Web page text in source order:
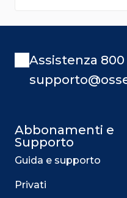
Assistenza 800
Abbonamenti e
Supporto
Guida e supporto
Privati